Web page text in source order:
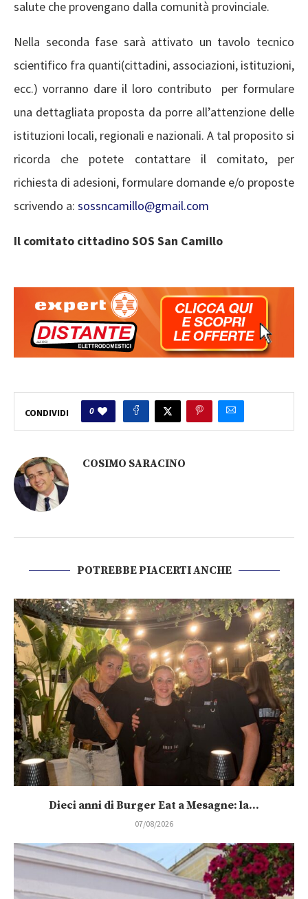
salute che provengano dalla comunità provinciale.
Nella seconda fase sarà attivato un tavolo tecnico
scientifico fra quanti(cittadini, associazioni, istituzioni,
ecc.) vorranno dare il loro contributo per formulare
una dettagliata proposta da porre all’attenzione delle
istituzioni locali, regionali e nazionali. A tal proposito si
ricorda che potete contattare il comitato, per
richiesta di adesioni, formulare domande e/o proposte
scrivendo a: sossncamillo@gmail.com
Il comitato cittadino SOS San Camillo
CONDIVIDI 0
COSIMO SARACINO
POTREBBE PIACERTI ANCHE
Dieci anni di Burger Eat a Mesagne: la...
07/08/2026